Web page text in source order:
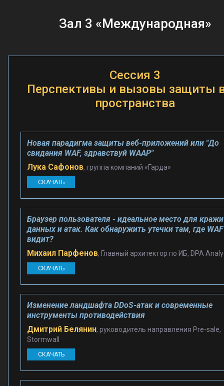
Зал 3 «Международная»
Сессия 3
Перспективы и вызовы защиты
пространства
Новая парадигма защиты веб-приложений или "До
свидания WAF, здравствуй WAAP"
Лука Сафонов, группа компаний «Гарда»
СКАЧАТЬ
Браузер пользователя - идеальное место для кражи
данных и атак. Как обнаружить утечки там, где
видит?
Михаил Парфенов, Главный архитектор по ИБ, DPA
СКАЧАТЬ
Изменение ландшафта DDoS-атак и современные
инструменты противодействия
Дмитрий Белянин, руководитель направления Pre-sale,
Stormwall
СКАЧАТЬ